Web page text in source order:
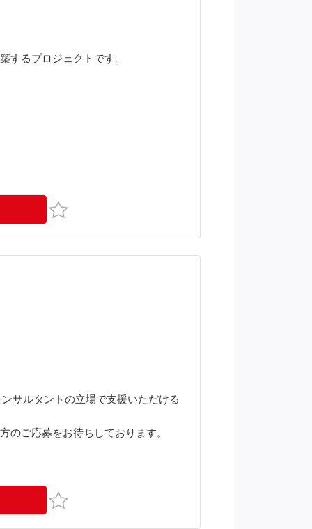
するプロジェクトです。
お気に入り
サルタントの立場で支援いただける
のご応募をお待ちしております。
お気に入り